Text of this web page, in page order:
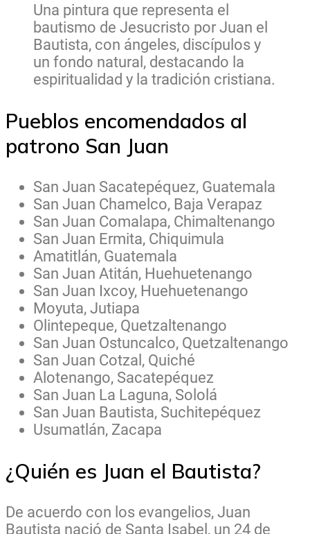
Una pintura que representa el
bautismo de Jesucristo por Juan el
Bautista, con ángeles, discípulos y
un fondo natural, destacando la
espiritualidad y la tradición cristiana.
Pueblos encomendados al
patrono San Juan
San Juan Sacatepéquez, Guatemala
San Juan Chamelco, Baja Verapaz
San Juan Comalapa, Chimaltenango
San Juan Ermita, Chiquimula
Amatitlán, Guatemala
San Juan Atitán, Huehuetenango
San Juan Ixcoy, Huehuetenango
Moyuta, Jutiapa
Olintepeque, Quetzaltenango
San Juan Ostuncalco, Quetzaltenango
San Juan Cotzal, Quiché
Alotenango, Sacatepéquez
San Juan La Laguna, Sololá
San Juan Bautista, Suchitepéquez
Usumatlán, Zacapa
¿Quién es Juan el Bautista?
De acuerdo con los evangelios, Juan
Bautista nació de Santa Isabel, un 24 de